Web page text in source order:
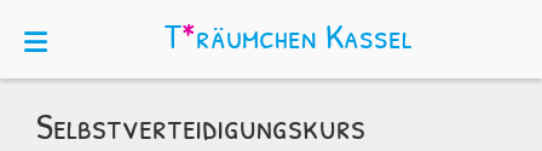
Selbstverteidigungskurs
T*räumchen Kassel